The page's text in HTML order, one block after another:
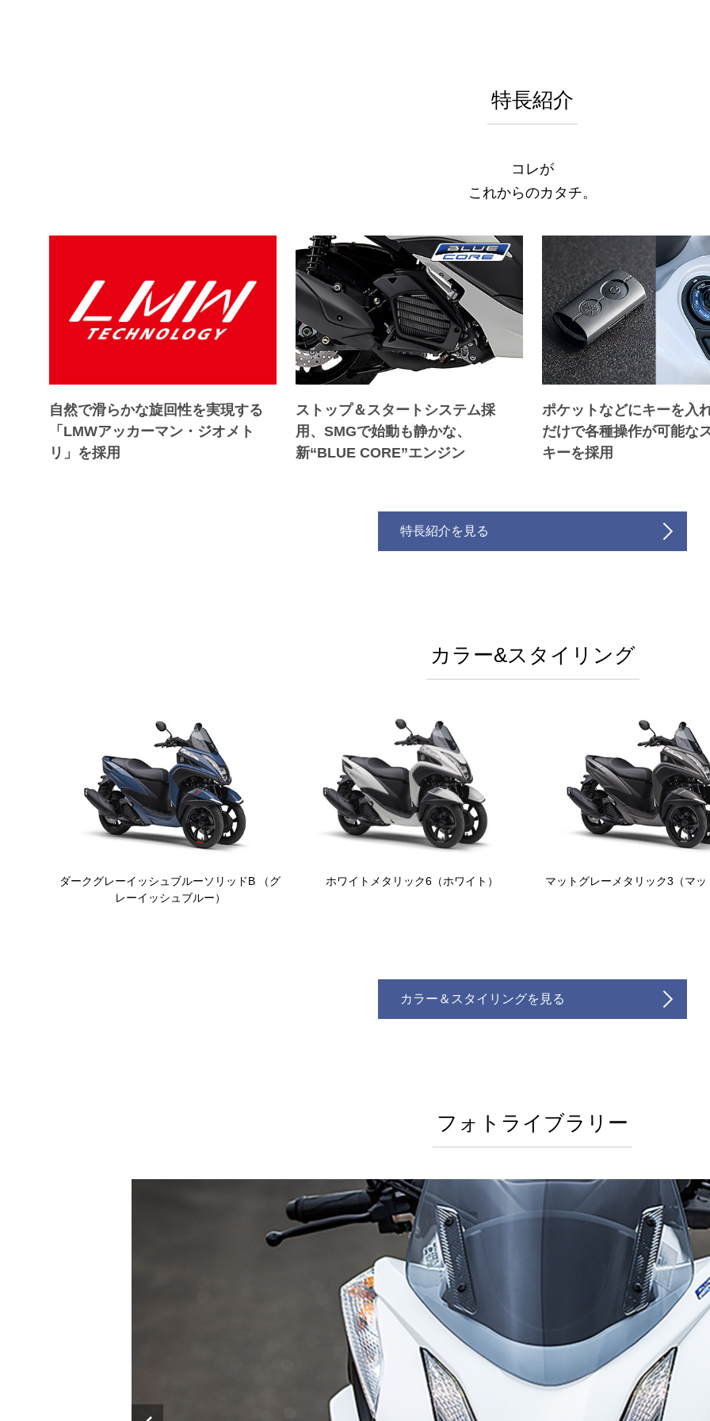
特長紹介
コレが
これからのカタチ。
自然で滑らかな旋回性を実現する
「LMWアッカーマン・ジオメト
リ」を採用
ストップ＆スタートシステム採
用、SMGで始動も静かな、
新“BLUE CORE”エンジン
ポケットなどにキーを入
だけで各種操作が可能な
キーを採用
特長紹介を見る
カラー&スタイリング
ダークグレーイッシュブルーソリッドB （グ
レーイッシュブルー）
ホワイトメタリック6（ホワイト） マットグレーメタリック3（マッ
カラー＆スタイリングを見る
フォトライブラリー